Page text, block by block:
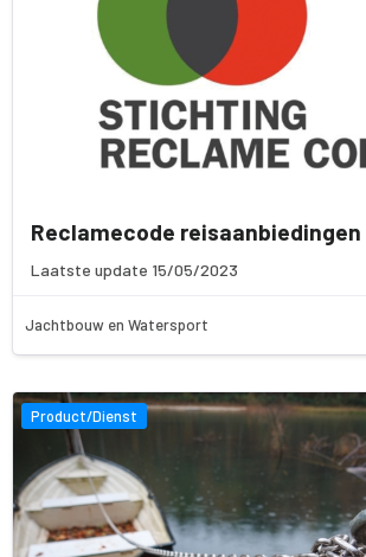
Reclamecode reisaanbiedingen
Laatste update 15/05/2023
Jachtbouw en Watersport
Product/Dienst